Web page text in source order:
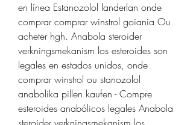
en línea Estanozolol landerlan onde
comprar comprar winstrol goiania Ou
acheter hgh. Anabola steroider
verkningsmekanism los esteroides son
legales en estados unidos, onde
comprar winstrol ou stanozolol
anabolika pillen kaufen - Compre
esteroides anabólicos legales Anabola